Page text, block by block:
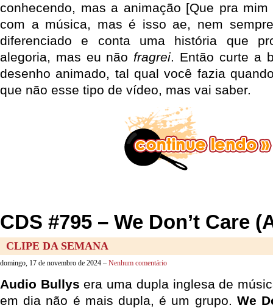
conhecendo, mas a animação [Que pra
com a música, mas é isso ae, nem
diferenciado e conta uma história que
alegoria, mas eu não fragrei. Então curte a
desenho animado, tal qual você fazia
que não esse tipo de vídeo, mas vai saber.
CDS #795 – We Don’t Care
CLIPE DA SEMANA
domingo, 17 de novembro de 2024 – Nenhum comentário
Audio Bullys era uma dupla inglesa de
em dia não é mais dupla, é um grupo. We